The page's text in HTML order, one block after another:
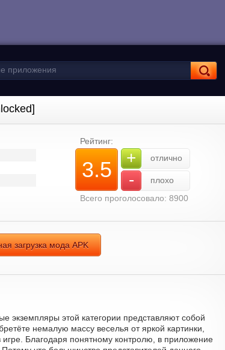
Рейтинг:
3.5 + отлично
-
плохо
Всего проголосовало: 8900
загрузка мода APK
экземпляры этой категории представляют собой
немалую массу веселья от яркой картинки,
Благодаря понятному контролю, в приложение